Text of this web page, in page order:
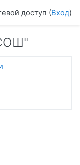
доступ (Вход)